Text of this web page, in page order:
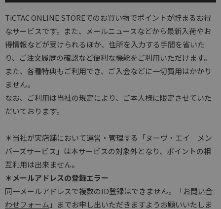
TiCTAC ONLINE STOREでのお買い物でポイントが貯まるお得
なサービスです。また、メールニュースなどから最新入荷やお
得情報などが受けられるほか、住所を入力する手間を省いた
り、ご注文履歴の確認など便利な機能をご利用いただけます。
また、各種特典もご利用でき、ご入会などに一切費用はかかり
ません。
なお、ご利用は当社の規定により、ご本人様に限定させていた
だいております。
＊当社が実店舗において運営・管理する「ヌーヴ・エイ メン
バーズサービス」は本サービスの対象外となり、ポイントの相
互利用は出来ません。
＊メールアドレスの登録エラー
同一メールアドレスで複数のID登録はできません。「お問い合
わせフォーム 」までお申し出いただきますようお願いいたしま